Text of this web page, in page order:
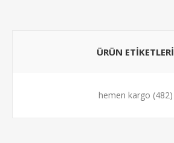
ÜRÜN ETİKETLERİ
hemen kargo (482)